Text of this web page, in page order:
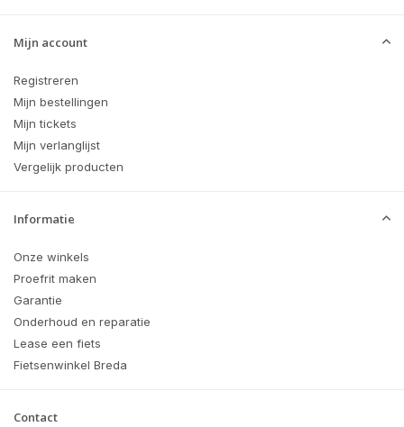
Mijn account
Registreren
Mijn bestellingen
Mijn tickets
Mijn verlanglijst
Vergelijk producten
Informatie
Onze winkels
Proefrit maken
Garantie
Onderhoud en reparatie
Lease een fiets
Fietsenwinkel Breda
Contact